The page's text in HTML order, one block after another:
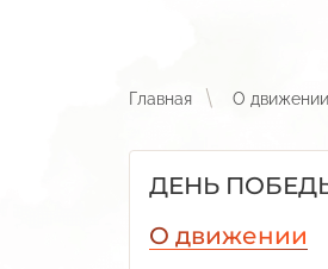
Главная О движении
ДЕНЬ
О движении